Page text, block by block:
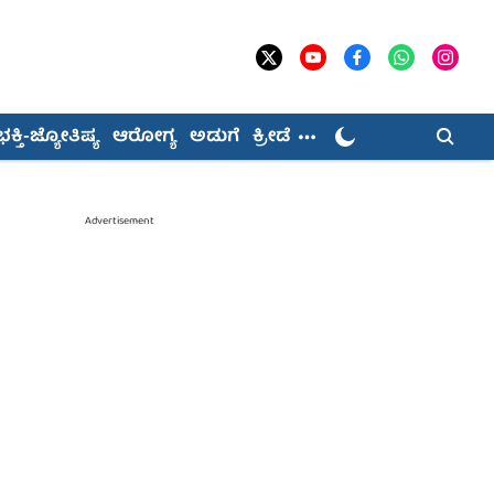
ಜ್ಯೋತಿಷ್ಯ ಆರೋಗ್ಯ ಅಡುಗೆ ಕ್ರೀಡೆ
Advertisement